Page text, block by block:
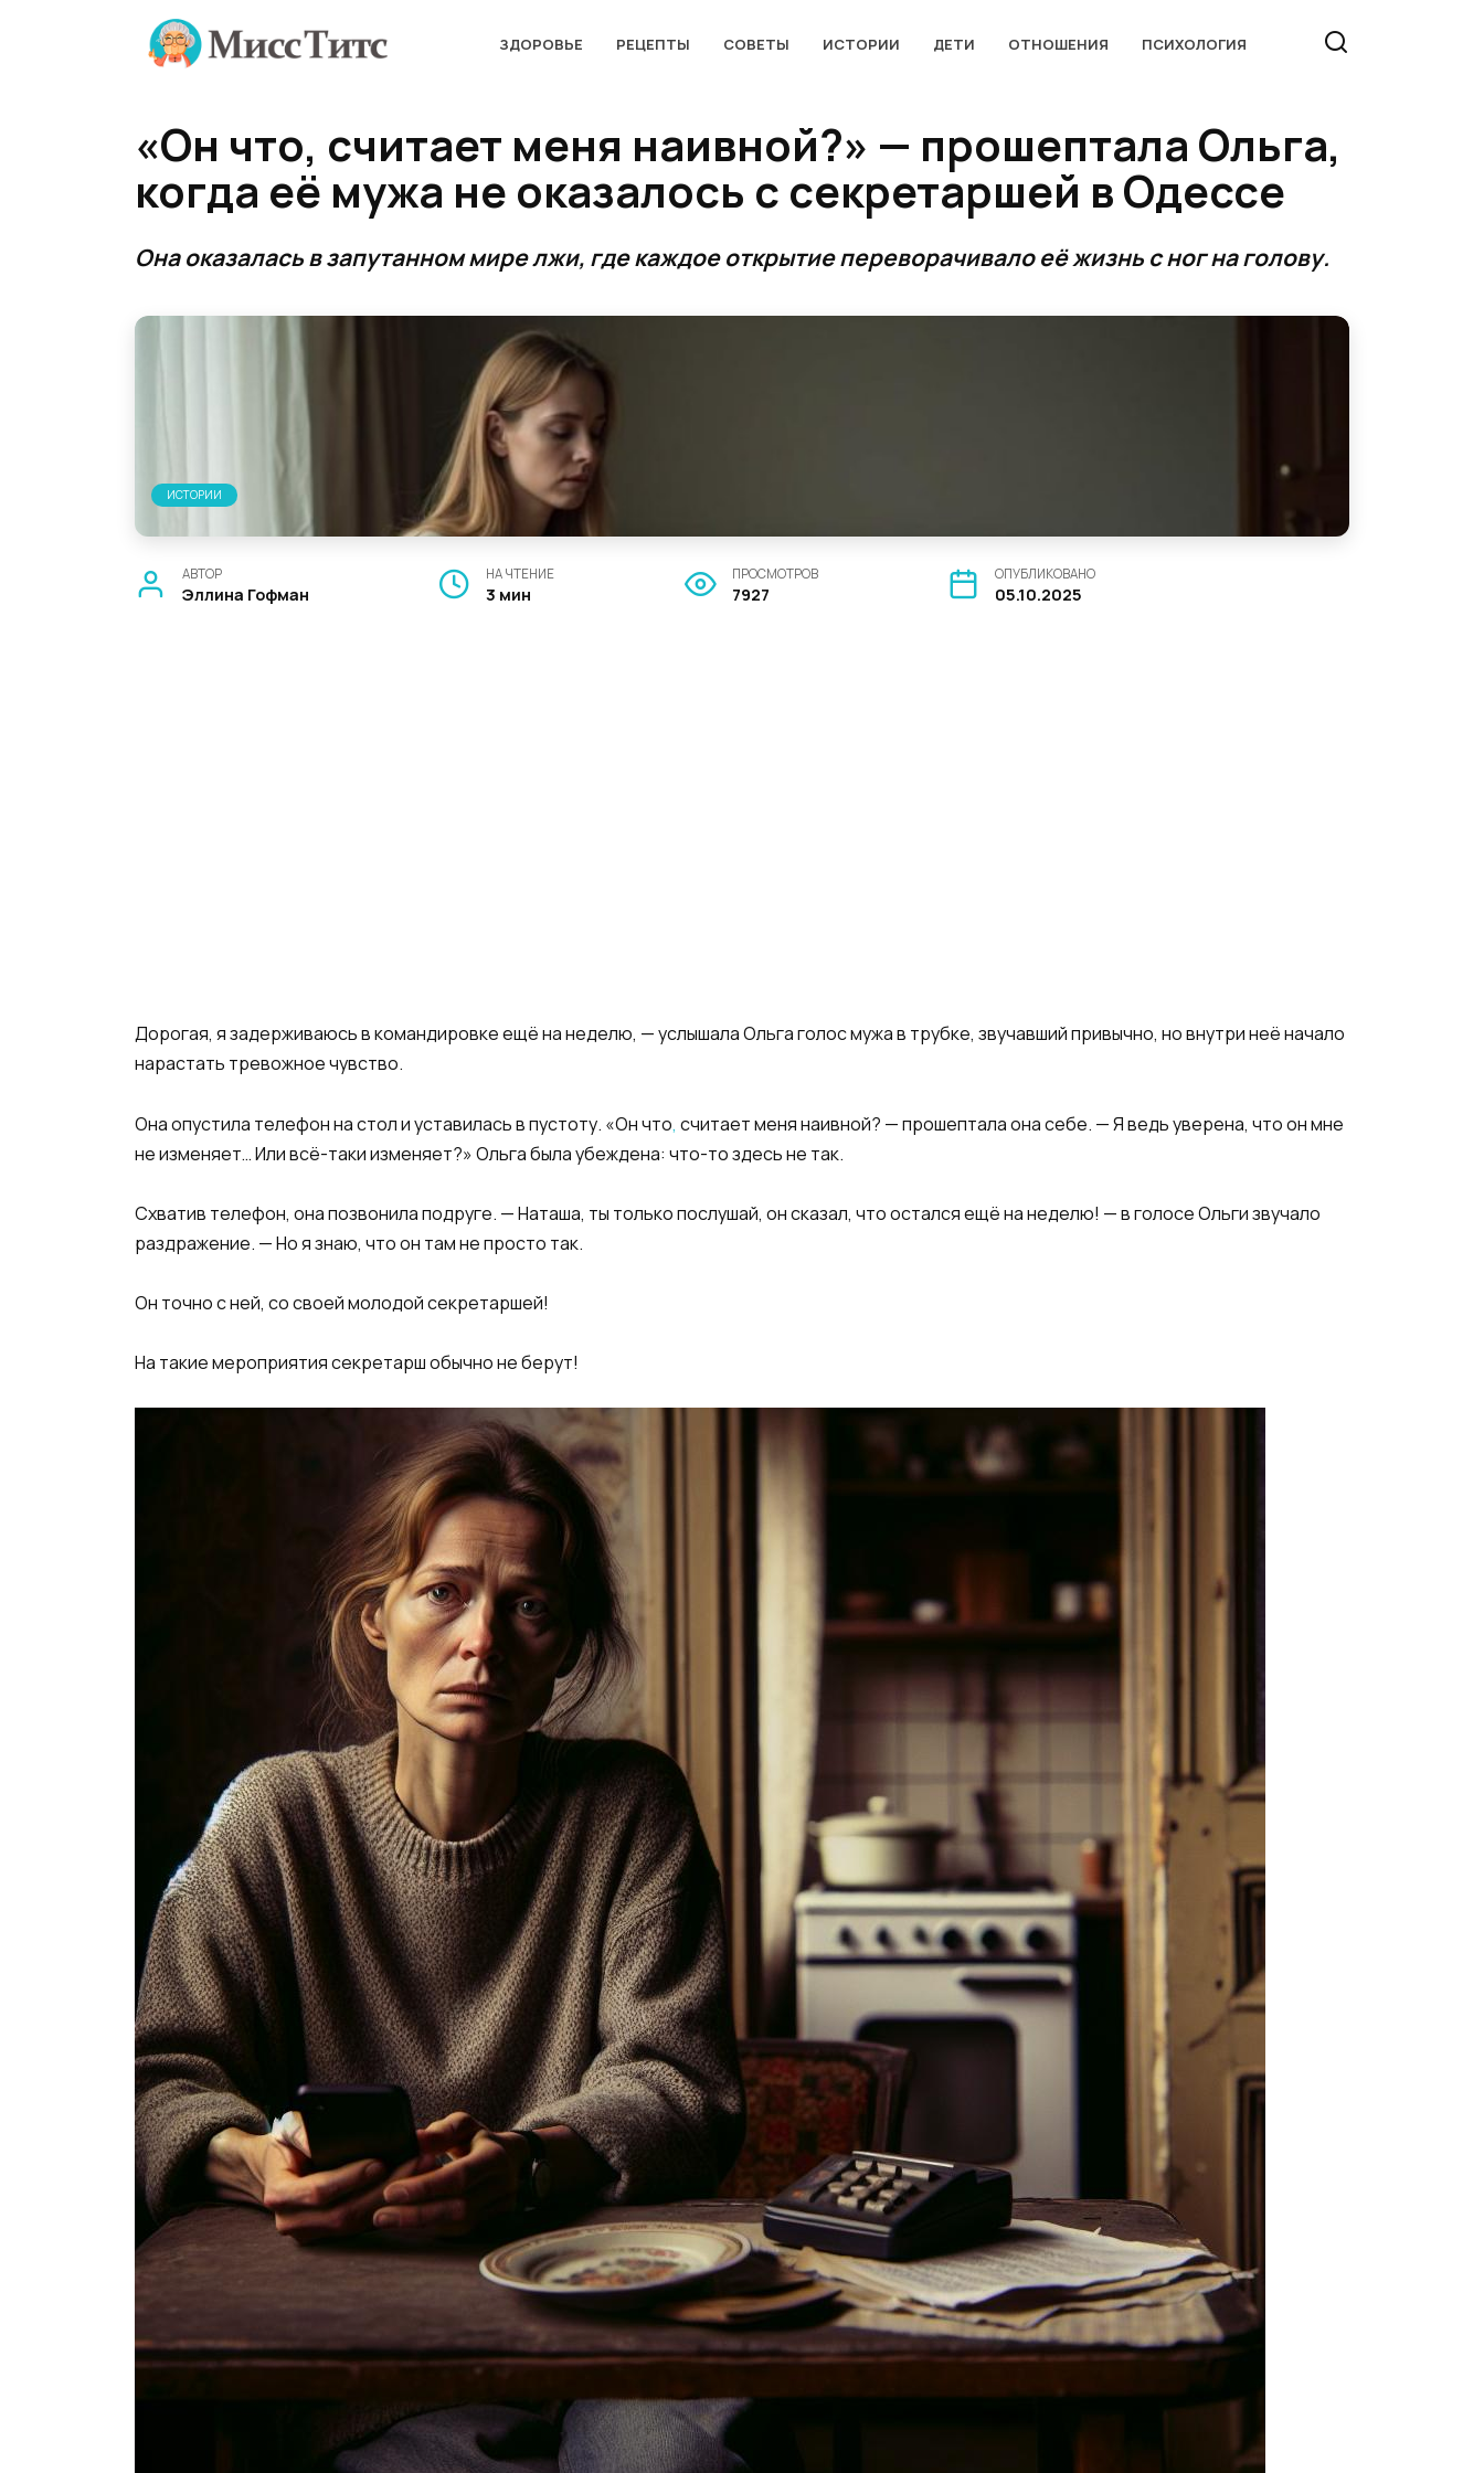
ЗДОРОВЬЕ РЕЦЕПТЫ СОВЕТЫ ИСТОРИИ ДЕТИ ОТНОШЕНИЯ ПСИХОЛОГИЯ
«Он что, считает меня наивной?» — прошептала Ольга,
когда её мужа не оказалось с секретаршей в Одессе
Она оказалась в запутанном мире лжи, где каждое открытие переворачивало её жизнь с ног на голову.
ИСТОРИИ
АВТОР
Эллина Гофман
НА ЧТЕНИЕ
3 мин
ПРОСМОТРОВ
7927
ОПУБЛИКОВАНО
05.10.2025
Дорогая, я задерживаюсь в командировке ещё на неделю, — услышала Ольга голос мужа в трубке, звучавший привычно, но внутри неё начало
нарастать тревожное чувство.
Она опустила телефон на стол и уставилась в пустоту. «Он что, считает меня наивной? — прошептала она себе. — Я ведь уверена, что он мне
не изменяет… Или всё-таки изменяет?» Ольга была убеждена: что-то здесь не так.
Схватив телефон, она позвонила подруге. — Наташа, ты только послушай, он сказал, что остался ещё на неделю! — в голосе Ольги звучало
раздражение. — Но я знаю, что он там не просто так.
Он точно с ней, со своей молодой секретаршей!
На такие мероприятия секретарш обычно не берут!